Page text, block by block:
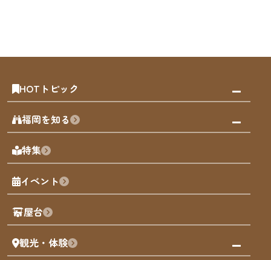
HOTトピック
みんなの旅行記
天神エリア
博多旧市街
福岡城
歴史・文化
福岡を知る
福岡の見どころ
福岡の魅力
観光カレンダー
観光PR動画
まち歩き
福岡グルメ
特集
イベント
屋台
観光・体験